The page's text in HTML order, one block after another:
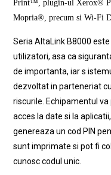
Print™, plugin-ul Xerox®
Mopria®, precum si Wi-Fi
Seria AltaLink B8000
utilizatori, asa ca
de importanta, iar s
dezvoltat in parteneriat
riscurile. Echipamentul
acces la date si la
genereaza un cod PIN
sunt imprimate si pot fi
cunosc codul unic.